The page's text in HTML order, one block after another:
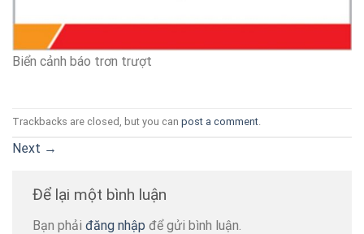
Biển cảnh báo trơn trượt
Trackbacks are closed, but you can post a comment.
Next →
Để lại một bình luận
Bạn phải đăng nhập để gửi bình luận.